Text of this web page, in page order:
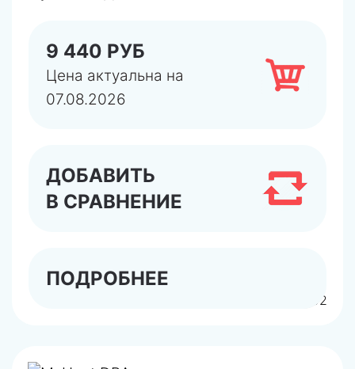
арт.6292
9 440 РУБ
Цена актуальна на
07.08.2026
ДОБАВИТЬ
В СРАВНЕНИЕ
ПОДРОБНЕЕ